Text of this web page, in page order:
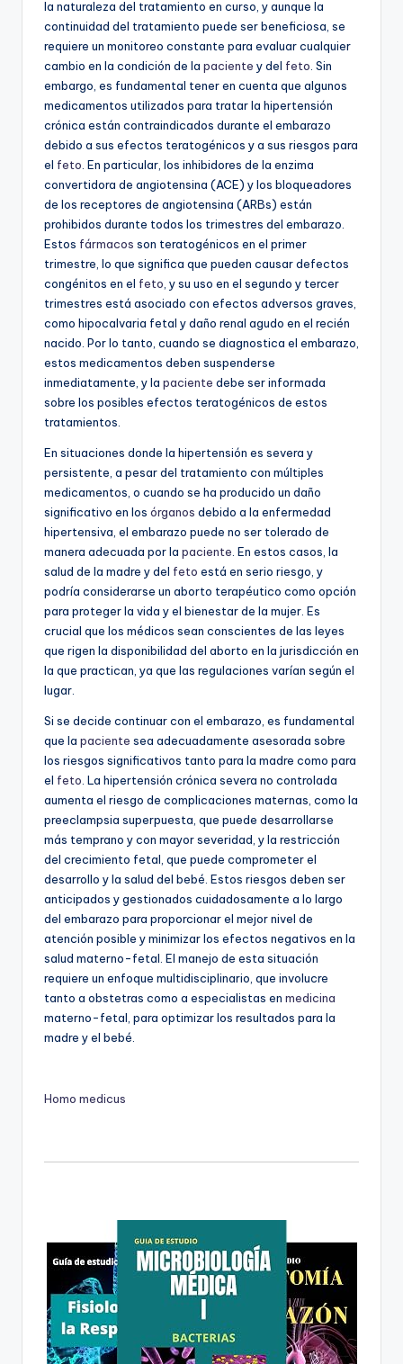
la naturaleza del tratamiento en curso, y aunque la
continuidad del tratamiento puede ser beneficiosa, se
requiere un monitoreo constante para evaluar cualquier
cambio en la condición de la paciente y del feto . Sin
embargo, es fundamental tener en cuenta que algunos
medicamentos utilizados para tratar la hipertensión
crónica están contraindicados durante el embarazo
debido a sus efectos teratogénicos y a sus riesgos para
el feto . En particular, los inhibidores de la enzima
convertidora de angiotensina (ACE) y los bloqueadores
de los receptores de angiotensina (ARBs) están
prohibidos durante todos los trimestres del embarazo.
Estos fármacos son teratogénicos en el primer
trimestre, lo que significa que pueden causar defectos
congénitos en el feto , y su uso en el segundo y tercer
trimestres está asociado con efectos adversos graves,
como hipocalvaria fetal y daño renal agudo en el recién
nacido. Por lo tanto, cuando se diagnostica el embarazo,
estos medicamentos deben suspenderse
inmediatamente, y la paciente debe ser informada
sobre los posibles efectos teratogénicos de estos
tratamientos.
En situaciones donde la hipertensión es severa y
persistente, a pesar del tratamiento con múltiples
medicamentos, o cuando se ha producido un daño
significativo en los órganos debido a la enfermedad
hipertensiva, el embarazo puede no ser tolerado de
manera adecuada por la paciente . En estos casos, la
salud de la madre y del feto está en serio riesgo, y
podría considerarse un aborto terapéutico como opción
para proteger la vida y el bienestar de la mujer. Es
crucial que los médicos sean conscientes de las leyes
que rigen la disponibilidad del aborto en la jurisdicción en
la que practican, ya que las regulaciones varían según el
lugar.
Si se decide continuar con el embarazo, es fundamental
que la paciente sea adecuadamente asesorada sobre
los riesgos significativos tanto para la madre como para
el feto . La hipertensión crónica severa no controlada
aumenta el riesgo de complicaciones maternas, como la
preeclampsia superpuesta, que puede desarrollarse
más temprano y con mayor severidad, y la restricción
del crecimiento fetal, que puede comprometer el
desarrollo y la salud del bebé. Estos riesgos deben ser
anticipados y gestionados cuidadosamente a lo largo
del embarazo para proporcionar el mejor nivel de
atención posible y minimizar los efectos negativos en la
salud materno-fetal. El manejo de esta situación
requiere un enfoque multidisciplinario, que involucre
tanto a obstetras como a especialistas en medicina
materno-fetal, para optimizar los resultados para la
madre y el bebé.
Homo medicus